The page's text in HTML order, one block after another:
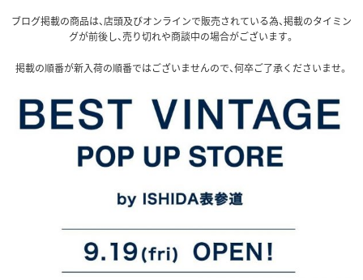
ブログ掲載の商品は、店頭及びオンラインで販売されている為、掲載のタイミン
グが前後し、売り切れや商談中の場合がございます。
掲載の順番が新入荷の順番ではございませんので、何卒ご了承くださいませ。